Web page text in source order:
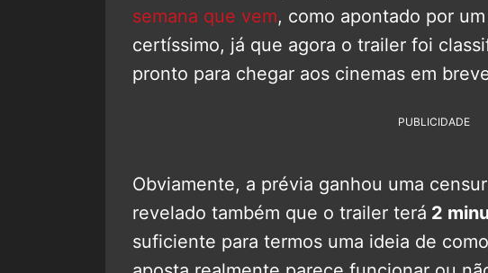
semana que vem, como apontado por
certíssimo, já que agora o trailer foi
pronto para chegar aos cinemas em
PUBLICIDADE
Obviamente, a prévia ganhou uma
revelado também que o trailer terá 2
suficiente para termos uma ideia de